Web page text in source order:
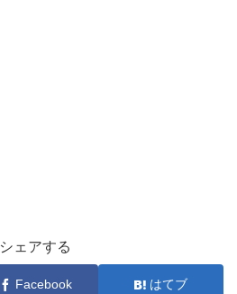
シェアする
Facebook はてブ